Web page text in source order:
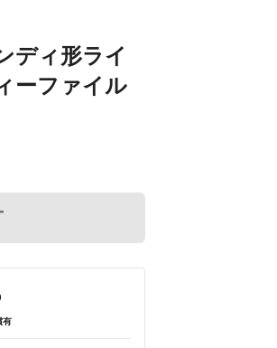
ディ形ライ
ーファイル
有